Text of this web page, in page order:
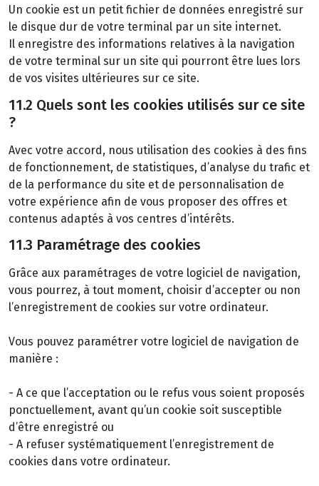
Un cookie est un petit fichier de données enregistré sur
le disque dur de votre terminal par un site internet.
Il enregistre des informations relatives à la navigation
de votre terminal sur un site qui pourront être lues lors
de vos visites ultérieures sur ce site.
11.2 Quels sont les cookies utilisés sur ce site
?
Avec votre accord, nous utilisation des cookies à des fins
de fonctionnement, de statistiques, d’analyse du trafic et
de la performance du site et de personnalisation de
votre expérience afin de vous proposer des offres et
contenus adaptés à vos centres d’intérêts.
11.3 Paramétrage des cookies
Grâce aux paramétrages de votre logiciel de navigation,
vous pourrez, à tout moment, choisir d’accepter ou non
l’enregistrement de cookies sur votre ordinateur.
Vous pouvez paramétrer votre logiciel de navigation de
manière :
- A ce que l’acceptation ou le refus vous soient proposés
ponctuellement, avant qu’un cookie soit susceptible
d’être enregistré ou
- A refuser systématiquement l’enregistrement de
cookies dans votre ordinateur.